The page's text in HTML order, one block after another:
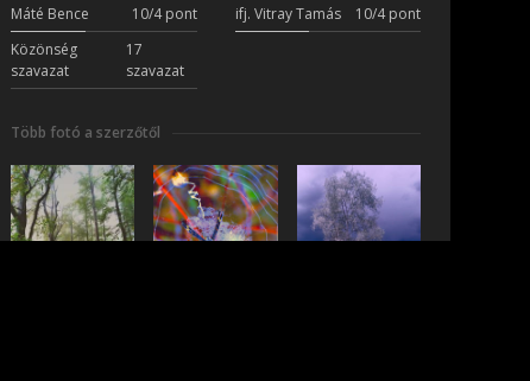
Máté Bence
10/4 pont ifj. Vitray Tamás
10/4 pont
Közönség
szavazat
17
szavazat
Több fotó a szerzőtől